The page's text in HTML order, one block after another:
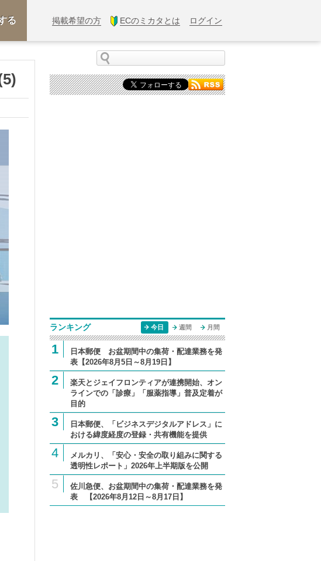
る 掲載希望の方 ECのミカタとは ログイン
ランキング 今日 週間 月間
1
日本郵便 お盆期間中の集荷・配達業務を発
表【2026年8月5日～8月19日】
2
楽天とジェイフロンティアが連携開始、オン
ラインでの「診療」「服薬指導」普及定着が
目的
3
日本郵便、「ビジネスデジタルアドレス」に
おける緯度経度の登録・共有機能を提供
4
メルカリ、「安心・安全の取り組みに関する
透明性レポート」2026年上半期版を公開
5
佐川急便、お盆期間中の集荷・配達業務を発
表 【2026年8月12日～8月17日】